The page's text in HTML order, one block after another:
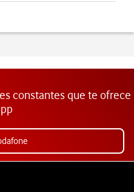
constantes que te ofrece
de Vodafone